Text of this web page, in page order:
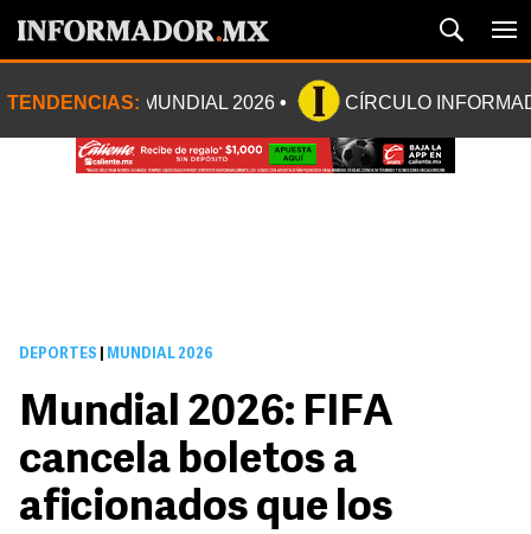
TENDENCIAS: MUNDIAL 2026 CÍRCULO
DEPORTES MUNDIAL 2026
Mundial 2026: FIFA
cancela boletos a
aficionados que los